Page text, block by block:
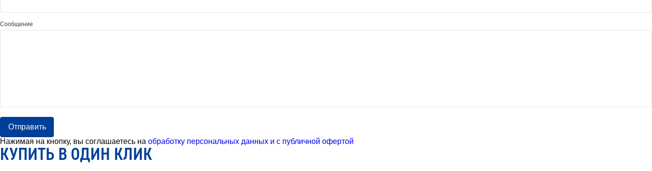
Сообщение
Отправить
Нажимая на кнопку, вы соглашаетесь на обработку персональных данных и с публичной офертой
КУПИТЬ В ОДИН КЛИК